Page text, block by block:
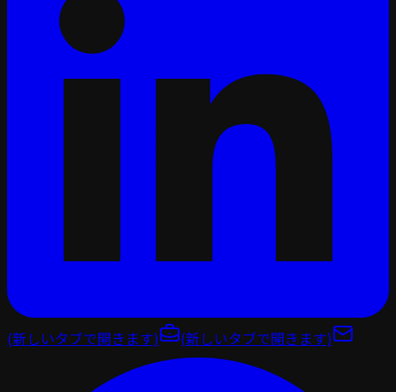
(新しいタブで開きます) (新しいタブで開きます)